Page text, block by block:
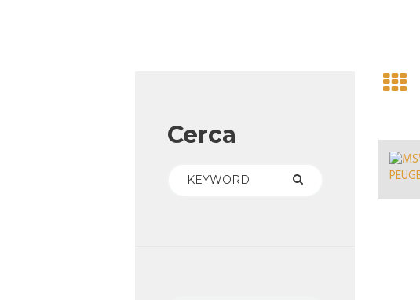
Cerca